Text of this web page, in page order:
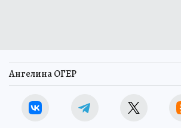
Ангелина ОГЕР